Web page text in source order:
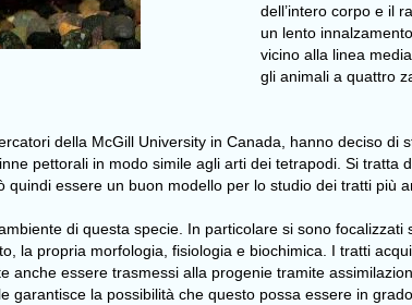
dell’intero corpo e il
un lento
vicino alla linea
gli animali a quattro
della McGill University in Canada, hanno deciso di
pettorali in modo simile agli arti dei tetrapodi. Si tratta
quindi essere un buon modello per lo studio dei tratti più
di questa specie. In particolare si sono
la propria morfologia, fisiologia e biochimica. I tratti
anche essere trasmessi alla progenie tramite
garantisce la possibilità che questo possa essere in